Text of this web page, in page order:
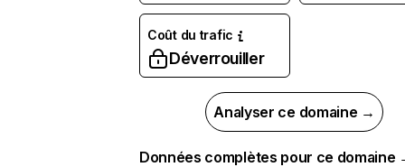
Coût du trafic
Déverrouiller
Analyser ce domaine →
Données complètes pour ce domaine